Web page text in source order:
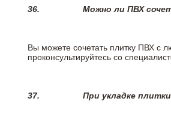
36. Можно ли ПВХ
Вы можете сочетать плитку ПВХ с
проконсультируйтесь со
37. При укладке